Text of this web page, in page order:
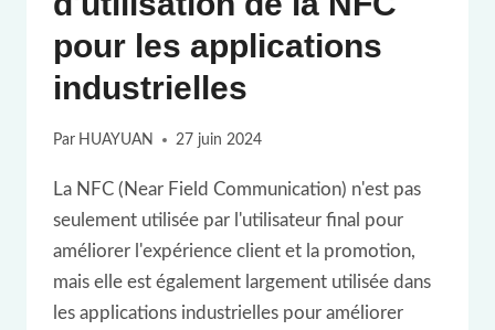
pour les applications
industrielles
Par HUAYUAN 27 juin 2024
La NFC (Near Field Communication) n'est pas
seulement utilisée par l'utilisateur final pour
améliorer l'expérience client et la promotion,
mais elle est également largement utilisée dans
les applications industrielles pour améliorer